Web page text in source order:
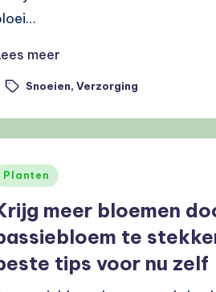
meer
Snoeien, Verzorging
Planten
meer bloemen
te
tips voor nu zelf